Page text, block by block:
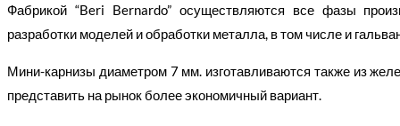
Фабрикой “Beri Bernardo” осуществляются все фазы
разработки моделей и обработки металла, в том числе и
Мини-карнизы диаметром 7 мм. изготавливаются также из
представить на рынок более экономичный вариант.